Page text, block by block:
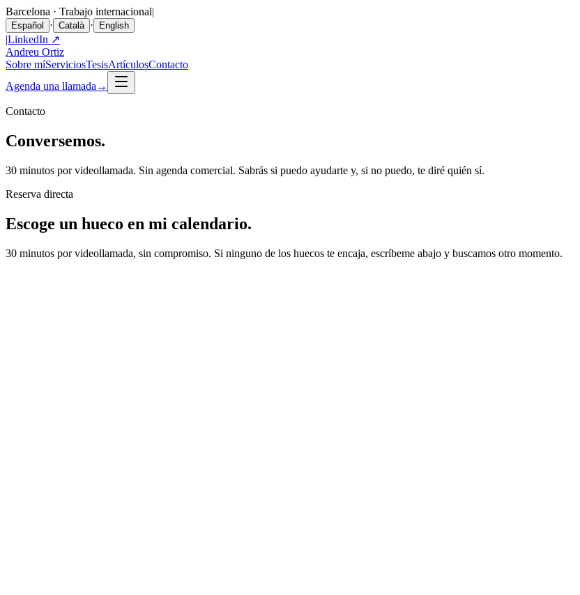
Barcelona · Trabajo internacional|
Español · Català · English
|LinkedIn ↗
Andreu Ortiz
Sobre míServiciosTesisArtículosContacto
Agenda una llamada →
Contacto
Conversemos.
30 minutos por videollamada. Sin agenda comercial. Sabrás si puedo ayudarte y, si no puedo, te diré quién sí.
Reserva directa
Escoge un hueco en mi calendario.
30 minutos por videollamada, sin compromiso. Si ninguno de los huecos te encaja, escríbeme abajo y buscamos otro momento.